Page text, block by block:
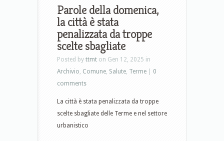
Parole della domenica,
la città è stata
penalizzata da troppe
scelte sbagliate
Posted by ttmt on Gen 12, 2025 in
Archivio, Comune, Salute, Terme
0
comments
La città è stata penalizzata da troppe
scelte sbagliate delle Terme e nel settore
urbanistico